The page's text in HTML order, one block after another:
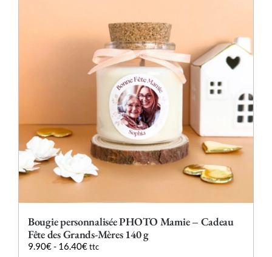
être
choisies
sur
la
page
du
produit
Bougie personnalisée PHOTO Mamie – Cadeau
Fête des Grands-Mères 140 g
9.90€- 16.40€ ttc